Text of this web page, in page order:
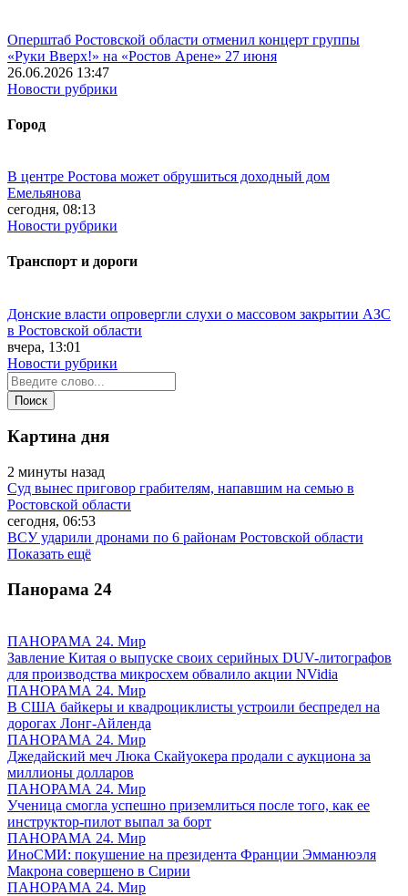
Оперштаб Ростовской области отменил концерт группы
«Руки Вверх!» на «Ростов Арене» 27 июня
26.06.2026 13:47
Новости рубрики
Город
В центре Ростова может обрушиться доходный дом
Емельянова
сегодня, 08:13
Новости рубрики
Транспорт и дороги
Донские власти опровергли слухи о массовом закрытии АЗС
в Ростовской области
вчера, 13:01
Новости рубрики
Картина дня
2 минуты назад
Суд вынес приговор грабителям, напавшим на семью в
Ростовской области
сегодня, 06:53
ВСУ ударили дронами по 6 районам Ростовской области
Показать ещё
Панорама 24
ПАНОРАМА 24. Мир
Завление Китая о выпуске своих серийных DUV-литографов
для производства микросхем обвалило акции NVidia
ПАНОРАМА 24. Мир
В США байкеры и квадроциклисты устроили беспредел на
дорогах Лонг-Айленда
ПАНОРАМА 24. Мир
Джедайский меч Люка Скайуокера продали с аукциона за
миллионы долларов
ПАНОРАМА 24. Мир
Ученица смогла успешно приземлиться после того, как ее
инструктор-пилот выпал за борт
ПАНОРАМА 24. Мир
ИноСМИ: покушение на президента Франции Эмманюэля
Макрона совершено в Сирии
ПАНОРАМА 24. Мир